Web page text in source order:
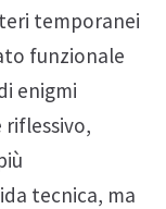
temporanei
funzionale
enigmi
tecnica, ma